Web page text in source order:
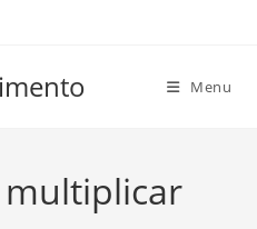
Menu
multiplicar